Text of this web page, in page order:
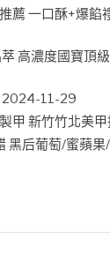
薦 一口酥+爆餡
高濃度國寶頂
2024-11-29
甲 新竹竹北美甲
黑后葡萄/蜜蘋